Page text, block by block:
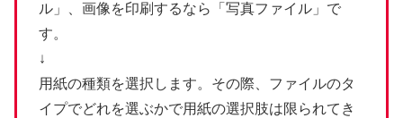
ル」、画像を印刷するなら「写真ファイル」で
す。
↓
用紙の種類を選択します。その際、ファイルのタ
イプでどれを選ぶかで用紙の選択肢は限られてき